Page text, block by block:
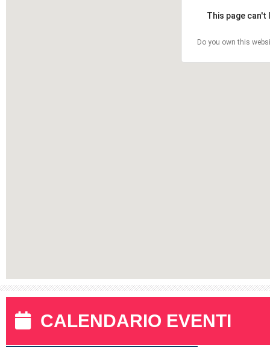
This page
Do you own this
CALENDARIO EVENTI